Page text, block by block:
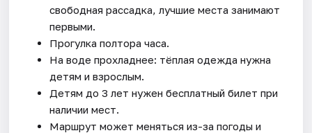
свободная рассадка, лучшие места занимают
первыми.
Прогулка полтора часа.
На воде прохладнее: тёплая одежда нужна
детям и взрослым.
Детям до 3 лет нужен бесплатный билет при
наличии мест.
Маршрут может меняться из-за погоды и